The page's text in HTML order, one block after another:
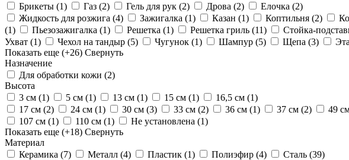
Брикеты (1) Газ (2) Гель для рук (2) Дрова (2) Елочка (2)
Жидкость для розжига (4) Зажигалка (1) Казан (1) Коптильня (2)
(1)
Пьезозажигалка (1) Решетка (1) Решетка гриль (11) Стойка-
Ухват (1) Чехол на тандыр (5) Чугунок (1) Шампур (5) Щепа (3)
Показать еще (+26) Свернуть
Назначение
Для обработки кожи (2)
Высота
3 см (1) 5 см (1) 13 см (1) 15 см (1) 16,5 см (1)
17 см (2) 24 см (1) 30 см (3) 33 см (2) 36 см (1) 37 см (2) 49
107 см (1) 110 см (1) Не установлена (1)
Показать еще (+18) Свернуть
Материал
Керамика (7) Металл (4) Пластик (1) Полиэфир (4) Сталь (39)